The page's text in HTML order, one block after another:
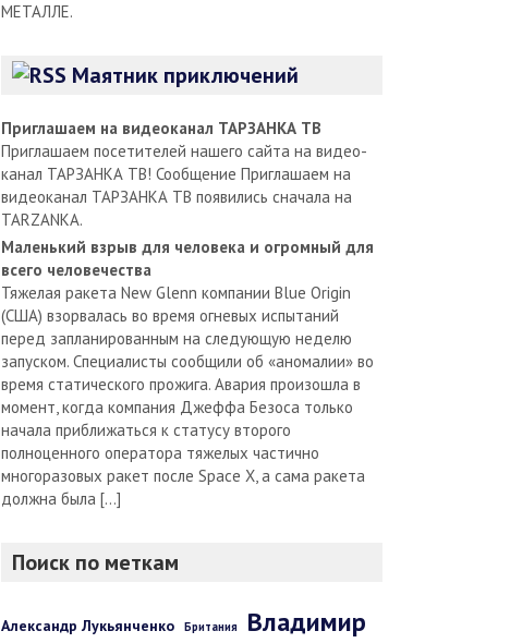
МЕТАЛЛЕ.
Маятник приключений
Приглашаем на видеоканал ТАРЗАНКА ТВ
Приглашаем посетителей нашего сайта на видео-
канал ТАРЗАНКА ТВ! Сообщение Приглашаем на
видеоканал ТАРЗАНКА ТВ появились сначала на
TARZANKA.
Маленький взрыв для человека и огромный для
всего человечества
Тяжелая ракета New Glenn компании Blue Origin
(США) взорвалась во время огневых испытаний
перед запланированным на следующую неделю
запуском. Специалисты сообщили об «аномалии» во
время статического прожига. Авария произошла в
момент, когда компания Джеффа Безоса только
начала приближаться к статусу второго
полноценного оператора тяжелых частично
многоразовых ракет после Space X, а сама ракета
должна была […]
Поиск по меткам
Александр Лукьянченко Британия Владимир